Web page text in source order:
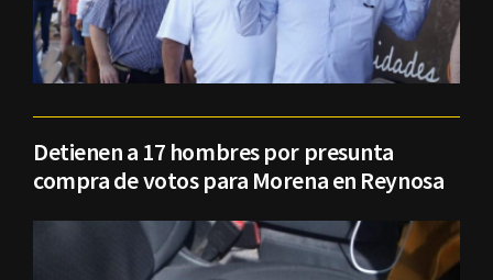
Detienen a 17 hombres por presunta
compra de votos para Morena en Reynosa